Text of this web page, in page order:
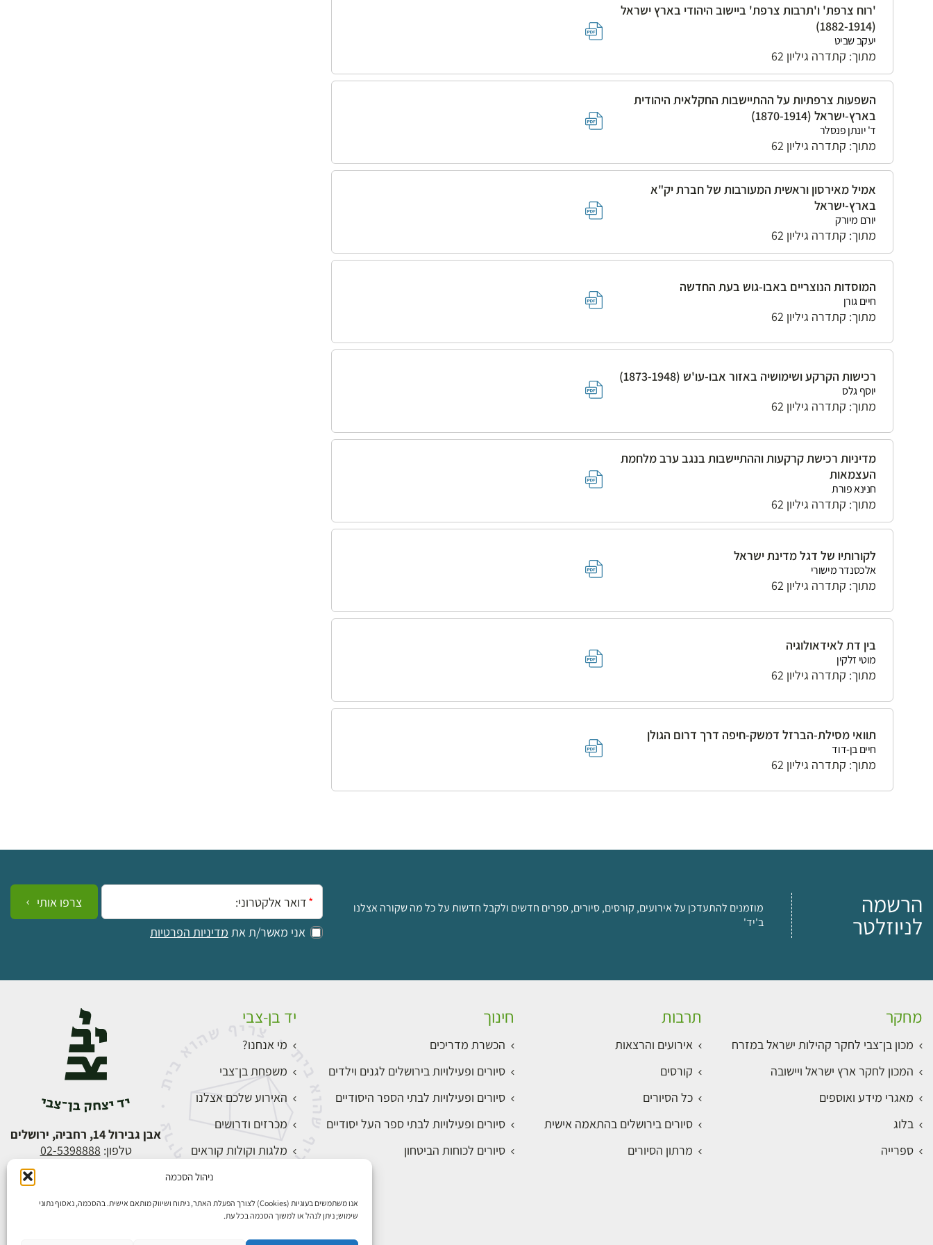
ניהול הסכמה
אנו משתמשים בעוגיות (Cookies) לצורך הפעלת האתר, ניתוח ושיווק מותאם אישית. בהסכמה, נאסוף נתוני
שימוש; ניתן לנהל או למשוך הסכמה בכל עת.
'רוח צרפת' ו'תרבות צרפת' ביישוב היהודי בארץ ישראל
(1882-1914)
יעקב שביט
מתוך: קתדרה גיליון 62
השפעות צרפתיות על ההתיישבות החקלאית היהודית
בארץ-ישראל (1870-1914)
ד' יונתן פנסלר
מתוך: קתדרה גיליון 62
אמיל מאירסון וראשית המעורבות של חברת יק"א
בארץ-ישראל
יורם מיורק
מתוך: קתדרה גיליון 62
המוסדות הנוצריים באבו-גוש בעת החדשה
חיים גורן
מתוך: קתדרה גיליון 62
רכישות הקרקע ושימושיה באזור אבו-עו'ש (1873-1948)
יוסף גלס
מתוך: קתדרה גיליון 62
מדיניות רכישת קרקעות וההתיישבות בנגב ערב מלחמת
העצמאות
חנינא פורת
מתוך: קתדרה גיליון 62
לקורותיו של דגל מדינת ישראל
אלכסנדר מישורי
מתוך: קתדרה גיליון 62
בין דת לאידאולוגיה
מוטי זלקין
מתוך: קתדרה גיליון 62
תוואי מסילת-הברזל דמשק-חיפה דרך דרום הגולן
חיים בן-דוד
מתוך: קתדרה גיליון 62
הרשמה
לניוזלטר
מוזמנים להתעדכן על אירועים, קורסים, סיורים, ספרים חדשים ולקבל חדשות על כל מה שקורה אצלנו
ב'יד'
אימייל:
אני מאשר/ת את מדיניות הפרטיות
צרפו אותי
מחקר
מכון בן־צבי לחקר קהילות ישראל במזרח
המכון לחקר ארץ ישראל ויישובה
מאגרי מידע ואוספים
בלוג
ספרייה
תרבות
אירועים והרצאות
קורסים
כל הסיורים
סיורים בירושלים בהתאמה אישית
מרתון הסיורים
חינוך
הכשרת מדריכים
סיורים ופעילויות בירושלים לגנים וילדים
סיורים ופעילויות לבתי הספר היסודיים
סיורים ופעילויות לבתי ספר העל יסודיים
סיורים לכוחות הביטחון
יד בן-צבי
מי אנחנו?
משפחת בן־צבי
האירוע שלכם אצלנו
מכרזים ודרושים
מלגות וקולות קוראים
התחברות
אבן גבירול 14, רחביה, ירושלים
טלפון: 02-5398888